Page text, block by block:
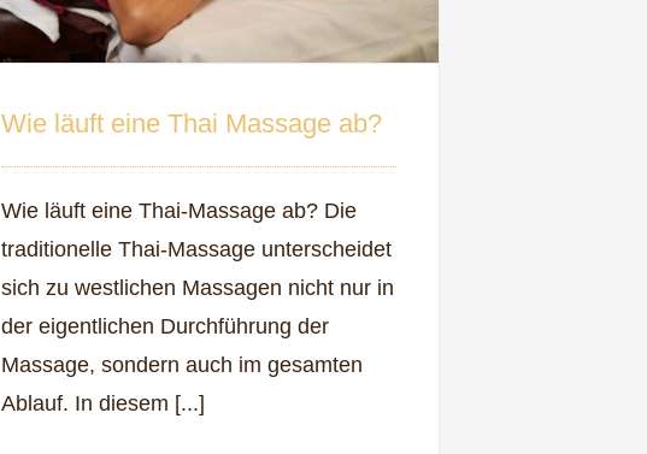
Wie läuft eine Thai Massage ab?
Wie läuft eine Thai-Massage ab? Die
traditionelle Thai-Massage unterscheidet
sich zu westlichen Massagen nicht nur in
der eigentlichen Durchführung der
Massage, sondern auch im gesamten
Ablauf. In diesem [...]